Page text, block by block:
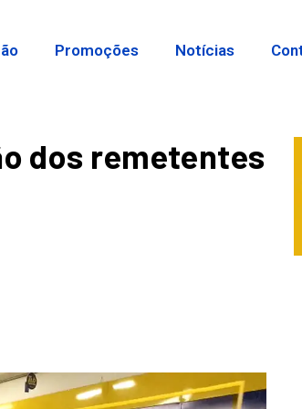
Promoções Notícias
dos remetentes